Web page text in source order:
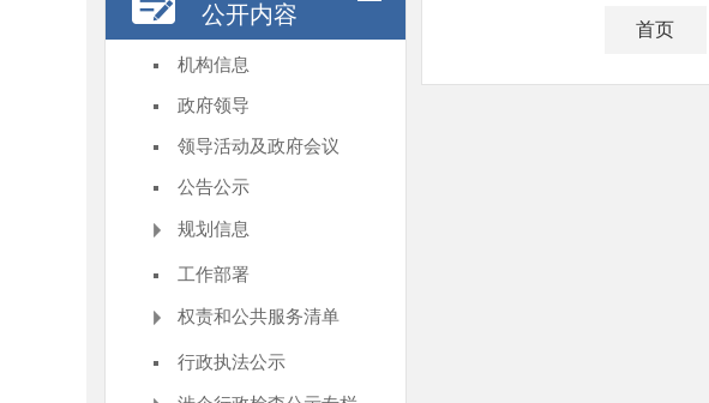
公开内容
机构信息
政府领导
领导活动及政府会议
公告公示
规划信息
工作部署
权责和公共服务清单
行政执法公示
首页